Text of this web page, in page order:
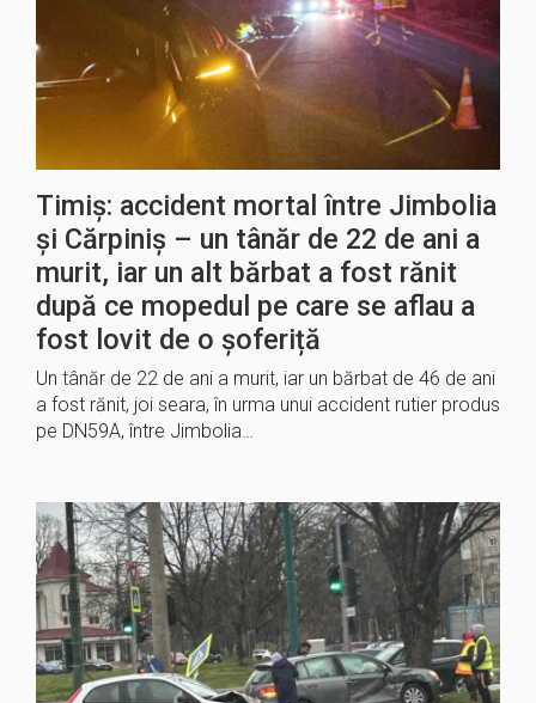
Timiș: accident mortal între Jimbolia
și Cărpiniș – un tânăr de 22 de ani a
murit, iar un alt bărbat a fost rănit
după ce mopedul pe care se aflau a
fost lovit de o șoferiță
Un tânăr de 22 de ani a murit, iar un bărbat de 46 de ani
a fost rănit, joi seara, în urma unui accident rutier produs
pe DN59A, între Jimbolia…